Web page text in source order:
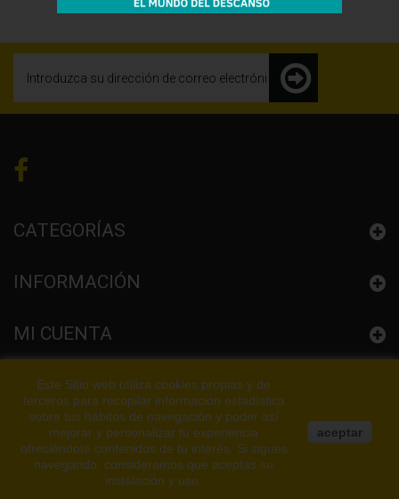
CATEGORÍAS
INFORMACIÓN
MI CUENTA
CONFIGURACIÓN LA TIENDA
Este Sitio web utiliza cookies propias y de
terceros para recopilar información estadística
sobre tus hábitos de navegación y poder así
mejorar y personalizar tu experiencia
ofreciéndote contenidos de tu interés. Si sigues
navegando, consideramos que aceptas su
instalación y uso.
aceptar